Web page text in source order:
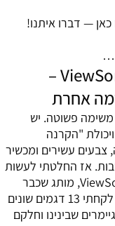
— דברו איתנו!
השוואה מעמיקה בין מקרני ViewSonic –
אחרת
משימה פשוטה. יש
"הקרנה
עשירים ומכשיר
אז החלטתי לעשות
סדר ולהשוות בין הדגמים הבולטים של ViewSonic, מותג שכבר
מזמן זכה למקום של כבוד בשוק המקרנים. לקחתי 13 דגמים שונים
שבינינו וחלקם